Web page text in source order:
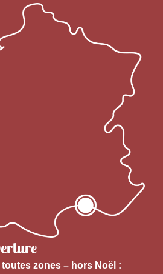
zones – hors Noël :